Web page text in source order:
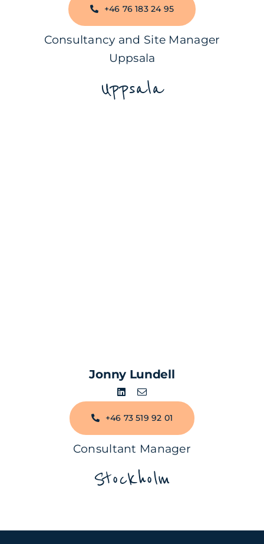
+46 76 183 24 95
Consultancy and Site Manager
Uppsala
Uppsala
Jonny Lundell
+46 73 519 92 01
Consultant Manager
Stockholm